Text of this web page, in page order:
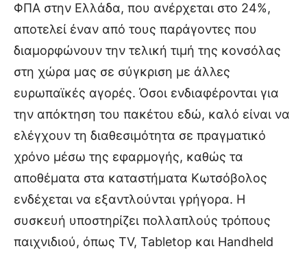
ΦΠΑ στην Ελλάδα, που ανέρχεται στο 24%,
αποτελεί έναν από τους παράγοντες που
διαμορφώνουν την τελική τιμή της κονσόλας
στη χώρα μας σε σύγκριση με άλλες
ευρωπαϊκές αγορές. Όσοι ενδιαφέρονται για
την απόκτηση του πακέτου εδώ, καλό είναι να
ελέγχουν τη διαθεσιμότητα σε πραγματικό
χρόνο μέσω της εφαρμογής, καθώς τα
αποθέματα στα καταστήματα Κωτσόβολος
ενδέχεται να εξαντλούνται γρήγορα. Η
συσκευή υποστηρίζει πολλαπλούς τρόπους
παιχνιδιού, όπως TV, Tabletop και Handheld